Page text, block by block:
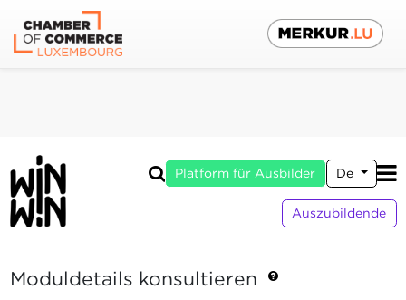
Platform für Ausbilder De
Auszubildende
Moduldetails konsultieren